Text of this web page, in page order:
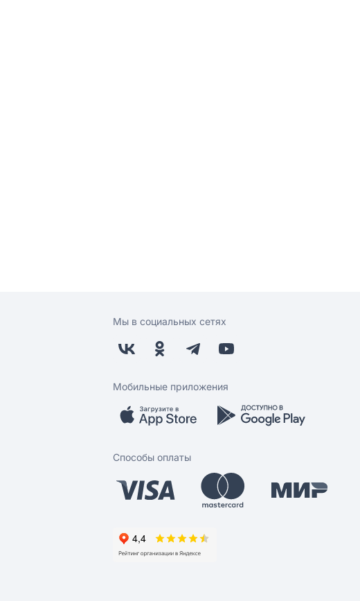
Мы в социальных сетях
Мобильные приложения
Способы оплаты